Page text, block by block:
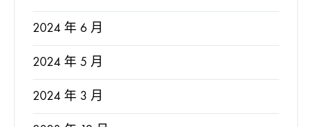
2024 年 6 月
2024 年 5 月
2024 年 3 月